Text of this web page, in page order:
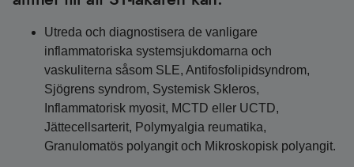
Utreda och diagnostisera de vanligare
inflammatoriska systemsjukdomarna och
vaskuliterna såsom SLE, Antifosfolipidsyndrom,
Sjögrens syndrom, Systemisk Skleros,
Inflammatorisk myosit, MCTD eller UCTD,
Jättecellsarterit, Polymyalgia reumatika,
Granulomatös polyangit och Mikroskopisk polyangit.